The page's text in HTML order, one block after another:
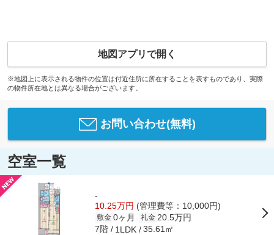
地図アプリで開く
※地図上に表示される物件の位置は付近住所に所在することを表すものであり、実際
の物件所在地とは異なる場合がございます。
お問い合わせ(無料)
空室一覧
-
10.25万円 (管理費等：10,000円)
敷金 0ヶ月 礼金 20.5万円
7階 1LDK 35.61㎡